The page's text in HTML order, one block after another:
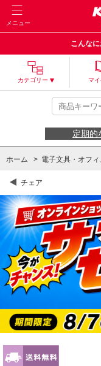
メニュー
こんな
カテゴリー マ
定期的
ホーム > 電子文具・オフ
チェア